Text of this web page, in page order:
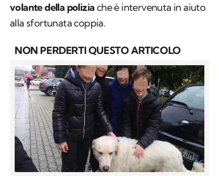
volante della polizia che è intervenuta in aiuto
alla sfortunata coppia.
NON PERDERTI QUESTO ARTICOLO